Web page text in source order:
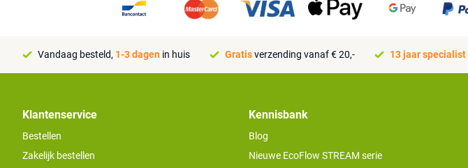
Vandaag besteld, 1-3 dagen in huis Gratisverzending vanaf € 20,- 13 jaar specialist
Klantenservice
Bestellen
Zakelijk bestellen
Kennisbank
Blog
Nieuwe EcoFlow STREAM serie